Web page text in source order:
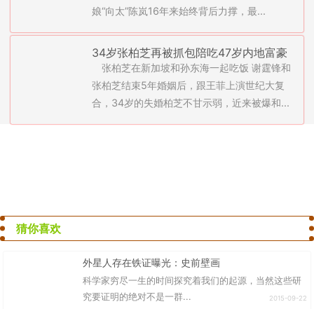
娘“向太”陈岚16年来始终背后力撑，最...
34岁张柏芝再被抓包陪吃47岁内地富豪
孙东海-关系进展神速(图)
张柏芝在新加坡和孙东海一起吃饭 谢霆锋和
张柏芝结束5年婚姻后，跟王菲上演世纪大复
合，34岁的失婚柏芝不甘示弱，近来被爆和...
猜你喜欢
外星人存在铁证曝光：史前壁画
科学家穷尽一生的时间探究着我们的起源，当然这些研
究要证明的绝对不是一群...
2015-09-22